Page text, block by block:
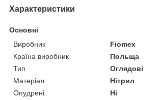
Характеристики
Основні
Виробник
Fiomex
Країна виробник
Польща
Тип
Оглядові
Матеріал
Нітрил
Опудрені
Ні